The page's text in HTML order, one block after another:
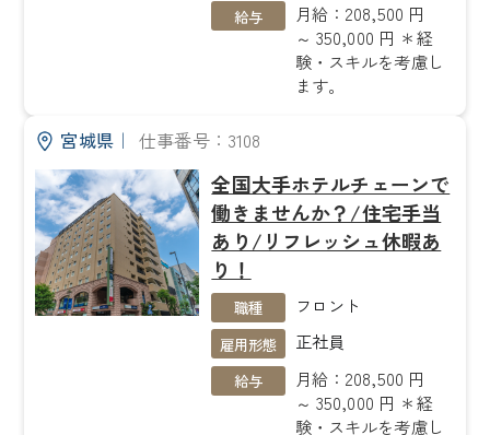
給与
月給：208,500 円
～ 350,000 円 ＊経
験・スキルを考慮し
ます。
宮城県｜ 仕事番号：3108
全国大手ホテルチェーンで
働きませんか？/住宅手当
あり/リフレッシュ休暇あ
り！
職種 フロント
雇用形態 正社員
給与
月給：208,500 円
～ 350,000 円 ＊経
験・スキルを考慮し